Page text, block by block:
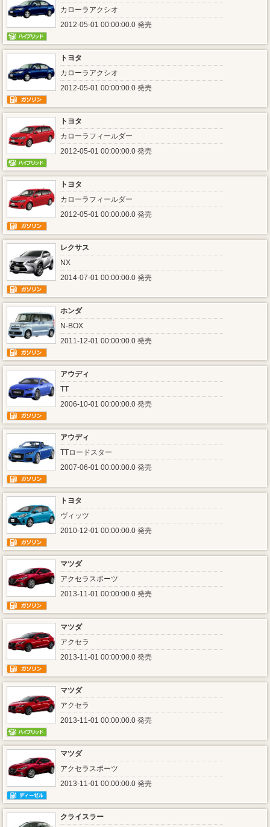
カローラアクシオ
2012-05-01 00:00:00.0 発売
トヨタ
カローラアクシオ
2012-05-01 00:00:00.0 発売
トヨタ
カローラフィールダー
2012-05-01 00:00:00.0 発売
トヨタ
カローラフィールダー
2012-05-01 00:00:00.0 発売
レクサス
NX
2014-07-01 00:00:00.0 発売
ホンダ
N-BOX
2011-12-01 00:00:00.0 発売
アウディ
TT
2006-10-01 00:00:00.0 発売
アウディ
TTロードスター
2007-06-01 00:00:00.0 発売
トヨタ
ヴィッツ
2010-12-01 00:00:00.0 発売
マツダ
アクセラスポーツ
2013-11-01 00:00:00.0 発売
マツダ
アクセラ
2013-11-01 00:00:00.0 発売
マツダ
アクセラ
2013-11-01 00:00:00.0 発売
マツダ
アクセラスポーツ
2013-11-01 00:00:00.0 発売
クライスラー